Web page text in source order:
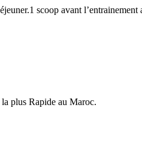
scoop avant
plus Rapide au Maroc.